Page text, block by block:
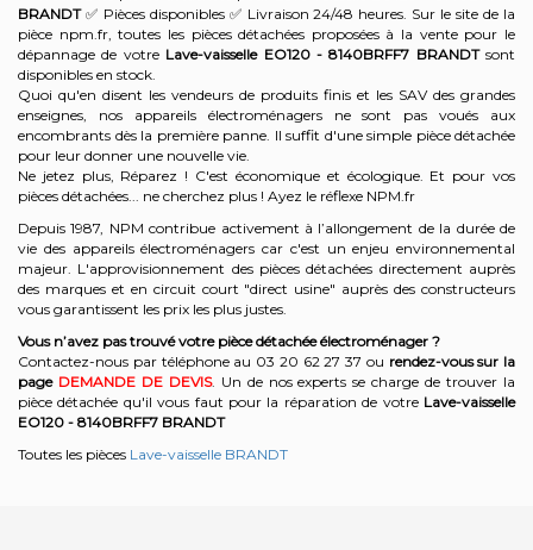
BRANDT ✅ Pièces disponibles ✅ Livraison 24/48 heures. Sur le site de la
pièce npm.fr, toutes les pièces détachées proposées à la vente pour le
dépannage de votre Lave-vaisselle EO120 - 8140BRFF7 BRANDTsont
disponibles en stock.
Quoi qu'en disent les vendeurs de produits finis et les SAV des grandes
enseignes, nos appareils électroménagers ne sont pas voués aux
encombrants dès la première panne. Il suffit d'une simple pièce détachée
pour leur donner une nouvelle vie.
Ne jetez plus, Réparez ! C'est économique et écologique. Et pour vos
pièces détachées... ne cherchez plus ! Ayez le réflexe NPM.fr
Depuis 1987, NPM contribue activement à l’allongement de la durée de
vie des appareils électroménagers car c'est un enjeu environnemental
majeur. L'approvisionnement des pièces détachées directement auprès
des marques et en circuit court "direct usine" auprès des constructeurs
vous garantissent les prix les plus justes.
Vous n’avez pas trouvé votre pièce détachée électroménager ?
Contactez-nous par téléphone au 03 20 62 27 37 ou rendez-vous sur la
page DEMANDE DE DEVIS. Un de nos experts se charge de trouver la
pièce détachée qu'il vous faut pour la réparation de votre Lave-vaisselle
EO120 - 8140BRFF7 BRANDT
Toutes les pièces Lave-vaisselle BRANDT